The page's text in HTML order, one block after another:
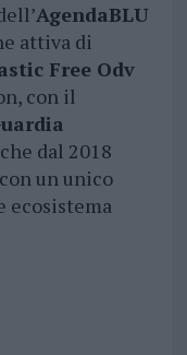
AgendaBLU
attiva di
Free Odv
con il
dal 2018
un unico
ecosistema